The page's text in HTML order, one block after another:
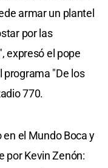
armar un plantel
por las
expresó el pope
programa "De los
770.
el Mundo Boca y
por Kevin Zenón: